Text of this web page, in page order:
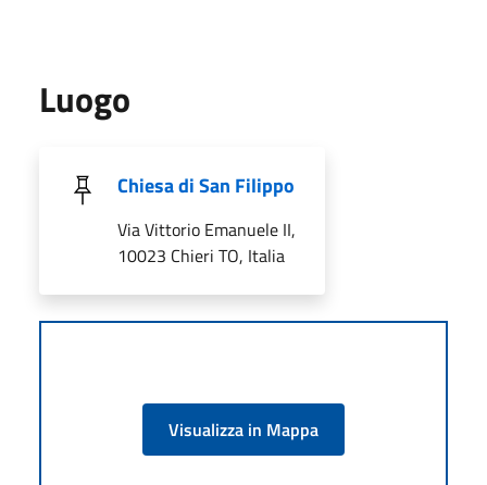
Luogo
Chiesa di San Filippo
Via Vittorio Emanuele II,
10023 Chieri TO, Italia
Visualizza in Mappa